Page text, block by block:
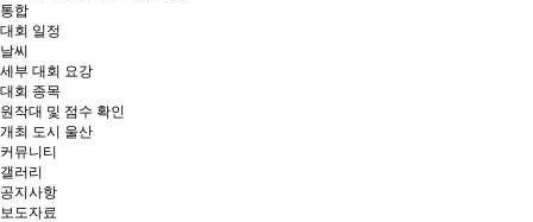
통합
대회 일정
날씨
세부 대회 요강
대회 종목
원작대 및 점수 확인
개최 도시 울산
커뮤니티
갤러리
공지사항
보도자료